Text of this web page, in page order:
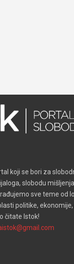
koji se bori za
slobodu
sve teme od
politike,
čitate Istok!